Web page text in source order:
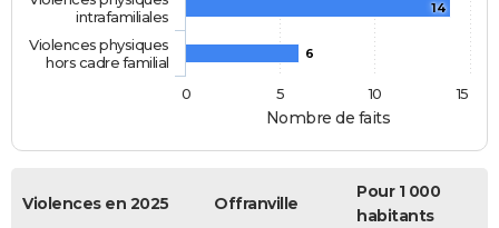
Nombre de faits
14
6
intrafamiliales
Violences physiques
hors cadre familial
0
5 10 15
Violences en 2025 Offranville
Pour 1 000
habitants